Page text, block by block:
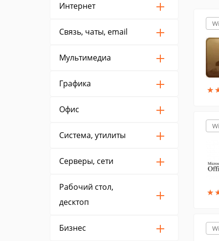
Интернет
Связь, чаты, email
Мультимедиа
Графика
Офис
Система, утилиты
Серверы, сети
Рабочий стол,
десктоп
Бизнес
★
★
★
★